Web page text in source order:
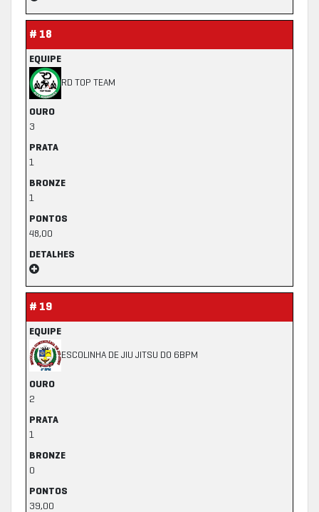
# 18
EQUIPE
RD TOP TEAM
OURO
3
PRATA
1
BRONZE
1
PONTOS
48,00
DETALHES
# 19
EQUIPE
ESCOLINHA DE JIU JITSU DO 6BPM
OURO
2
PRATA
1
BRONZE
0
PONTOS
39,00